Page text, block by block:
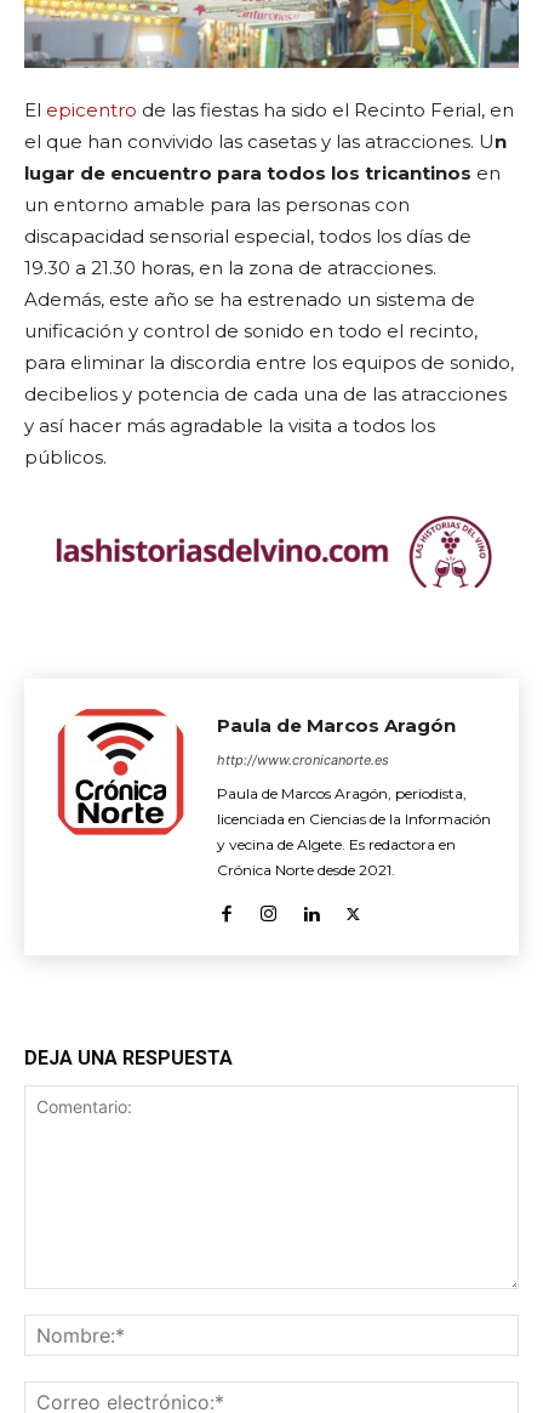
El epicentro de las fiestas ha sido el Recinto Ferial, en
el que han convivido las casetas y las atracciones. Un
lugar de encuentro para todos los tricantinos en
un entorno amable para las personas con
discapacidad sensorial especial, todos los días de
19.30 a 21.30 horas, en la zona de atracciones.
Además, este año se ha estrenado un sistema de
unificación y control de sonido en todo el recinto,
para eliminar la discordia entre los equipos de sonido,
decibelios y potencia de cada una de las atracciones
y así hacer más agradable la visita a todos los
públicos.
Paula de Marcos Aragón
http://www.cronicanorte.es
Paula de Marcos Aragón, periodista,
licenciada en Ciencias de la Información
y vecina de Algete. Es redactora en
Crónica Norte desde 2021.
DEJA UNA RESPUESTA